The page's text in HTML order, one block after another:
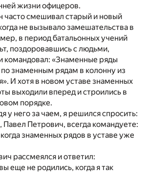
жизни офицеров.
часто смешивал старый и новый
не вызывало замешательства в
в период батальонных учений
поздоровавшись с людьми,
командовал: «Знаменные ряды
знаменным рядам в колонну из
И хотя в новом уставе знаменных
выходили вперед и строились в
порядке.
у него за чаем, я решился спросить:
Петрович, всегда командуете:
знаменных рядов в уставе уже
рассмеялся и ответил:
еще не родились, когда я так